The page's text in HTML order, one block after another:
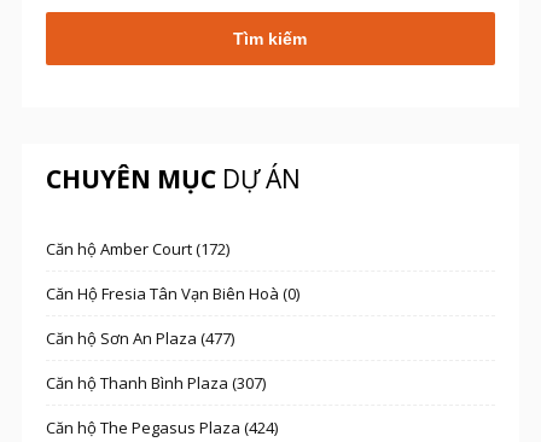
CHUYÊN MỤCDỰ ÁN
Căn hộ Amber Court (172)
Căn Hộ Fresia Tân Vạn Biên Hoà (0)
Căn hộ Sơn An Plaza (477)
Căn hộ Thanh Bình Plaza (307)
Căn hộ The Pegasus Plaza (424)